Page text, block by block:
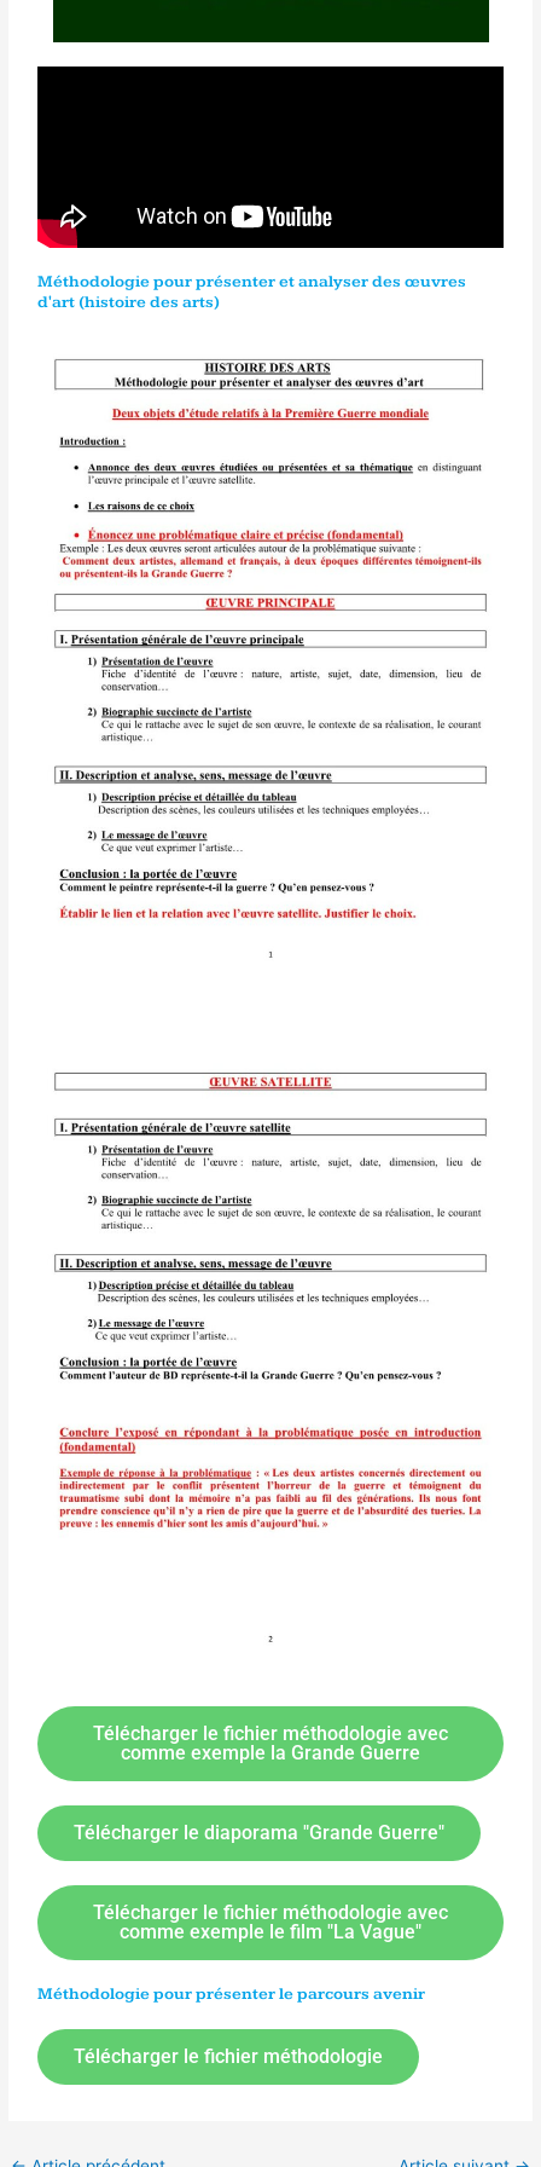
Méthodologie pour présenter et analyser des œuvres
d'art (histoire des arts)
Télécharger le fichier méthodologie avec
comme exemple la Grande Guerre
Télécharger le diaporama "Grande Guerre"
Télécharger le fichier méthodologie avec
comme exemple le film "La Vague"
Méthodologie pour présenter le parcours avenir
Télécharger le fichier méthodologie